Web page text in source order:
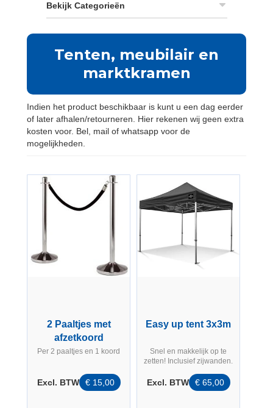
Bekijk Categorieën
Tenten, meubilair en
marktkramen
Indien het product beschikbaar is kunt u een dag eerder
of later afhalen/retourneren. Hier rekenen wij geen extra
kosten voor. Bel, mail of whatsapp voor de
mogelijkheden.
2 Paaltjes met
afzetkoord
Per 2 paaltjes en 1 koord
€ 15,00
Excl. BTW
Easy up tent 3x3m
Snel en makkelijk op te
zetten! Inclusief zijwanden.
€ 65,00
Excl. BTW